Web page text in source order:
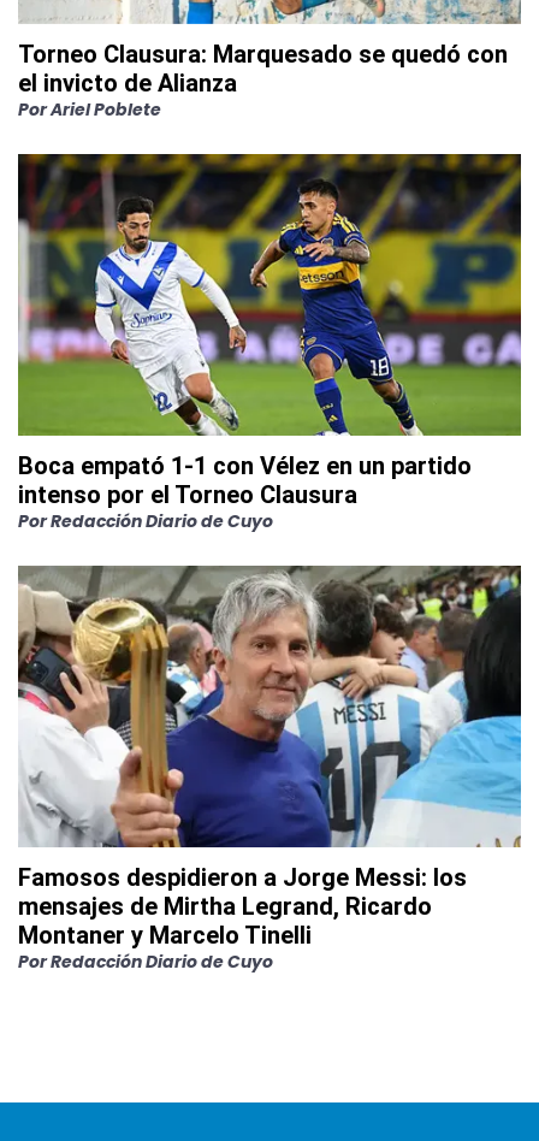
Torneo Clausura: Marquesado se quedó con
el invicto de Alianza
PorAriel Poblete
Boca empató 1-1 con Vélez en un partido
intenso por el Torneo Clausura
PorRedacción Diario de Cuyo
Famosos despidieron a Jorge Messi: los
mensajes de Mirtha Legrand, Ricardo
Montaner y Marcelo Tinelli
PorRedacción Diario de Cuyo